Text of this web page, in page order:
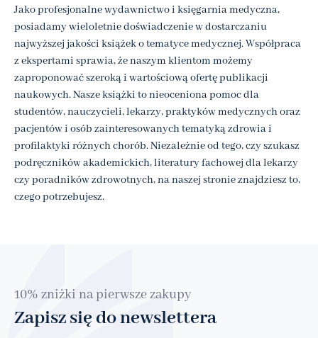
Jako profesjonalne wydawnictwo i księgarnia medyczna,
posiadamy wieloletnie doświadczenie w dostarczaniu
najwyższej jakości książek o tematyce medycznej. Współpraca
z ekspertami sprawia, że naszym klientom możemy
zaproponować szeroką i wartościową ofertę publikacji
naukowych. Nasze książki to nieoceniona pomoc dla
studentów, nauczycieli, lekarzy, praktyków medycznych oraz
pacjentów i osób zainteresowanych tematyką zdrowia i
profilaktyki różnych chorób. Niezależnie od tego, czy szukasz
podręczników akademickich, literatury fachowej dla lekarzy
czy poradników zdrowotnych, na naszej stronie znajdziesz to,
czego potrzebujesz.
10% zniżki na pierwsze zakupy
Zapisz się do newslettera